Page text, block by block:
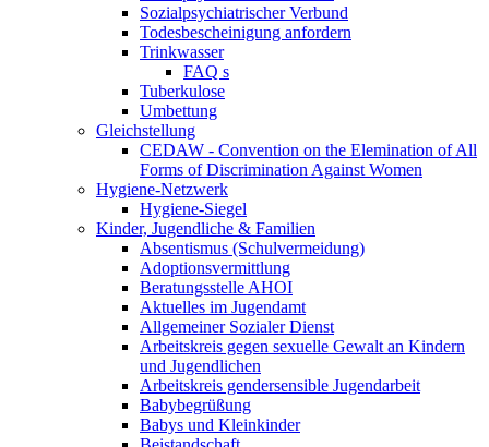
Sozialpsychiatrischer Verbund
Todesbescheinigung anfordern
Trinkwasser
FAQ s
Tuberkulose
Umbettung
Gleichstellung
CEDAW - Convention on the Elemination of All
Forms of Discrimination Against Women
Hygiene-Netzwerk
Hygiene-Siegel
Kinder, Jugendliche & Familien
Absentismus (Schulvermeidung)
Adoptionsvermittlung
Beratungsstelle AHOI
Aktuelles im Jugendamt
Allgemeiner Sozialer Dienst
Arbeitskreis gegen sexuelle Gewalt an Kindern
und Jugendlichen
Arbeitskreis gendersensible Jugendarbeit
Babybegrüßung
Babys und Kleinkinder